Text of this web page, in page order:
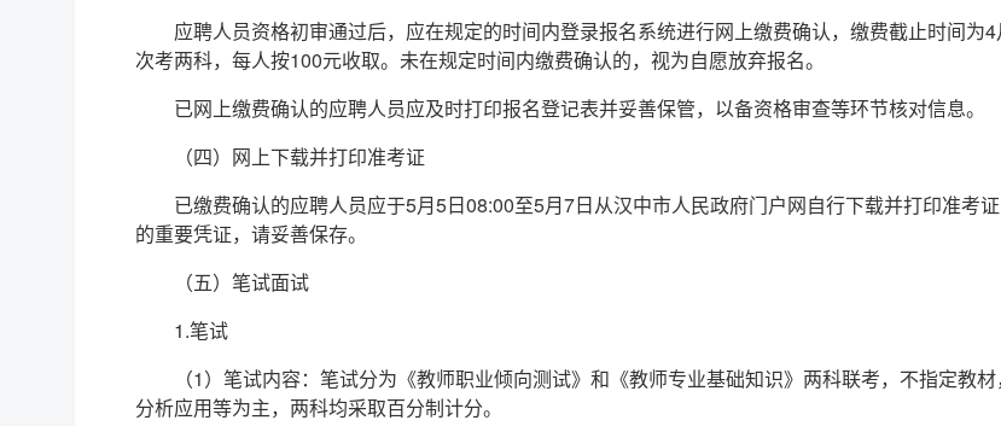
应聘人员资格初审通过后，应在规定的时间内登录报名系统进行网上缴费确认，缴费截止时间
次考两科，每人按100元收取。未在规定时间内缴费确认的，视为自愿放弃报名。
已网上缴费确认的应聘人员应及时打印报名登记表并妥善保管，以备资格审查等环节核对信息。
（四）网上下载并打印准考证
已缴费确认的应聘人员应于5月5日08:00至5月7日从汉中市人民政府门户网自行下载并打印准考
的重要凭证，请妥善保存。
（五）笔试面试
1.笔试
（1）笔试内容：笔试分为《教师职业倾向测试》和《教师专业基础知识》两科联考，不指定教
分析应用等为主，两科均采取百分制计分。